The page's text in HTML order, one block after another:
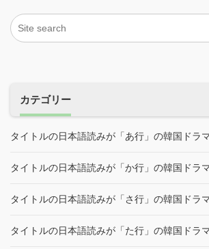
カテゴリー
タイトルの日本語読みが「あ行」の韓国ドラ
タイトルの日本語読みが「か行」の韓国ドラ
タイトルの日本語読みが「さ行」の韓国ドラ
タイトルの日本語読みが「た行」の韓国ドラ